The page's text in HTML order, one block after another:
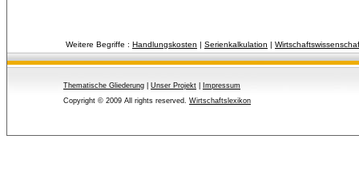
Weitere Begriffe : Handlungskosten | Serienkalkulation |
Thematische Gliederung Unser Projekt
Impressum
Copyright © 2009 All rights reserved. Wirtschaftslexikon